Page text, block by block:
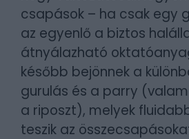
csapások – ha csak egy
az egyenlő a biztos
átnyálazható
később bejönnek a
gurulás és a parry
a riposzt), melyek
teszik az